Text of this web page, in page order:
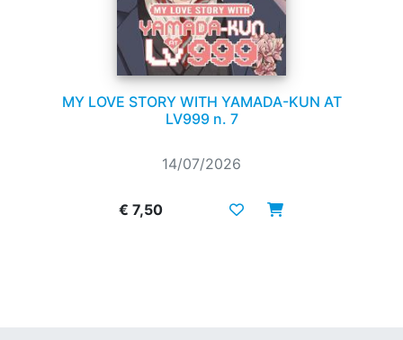
MY LOVE STORY WITH YAMADA-KUN AT
LV999 n. 7
14/07/2026
€ 7,50